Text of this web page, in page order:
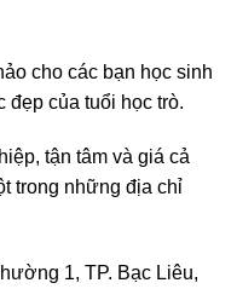
cho các bạn học sinh
của tuổi học trò.
tận tâm và giá cả
trong những địa chỉ
1, TP. Bạc Liêu,